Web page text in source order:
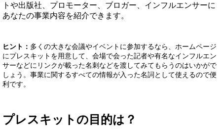
トや出版社、プロモーター、ブロガー、インフルエンサーに
あなたの事業内容を紹介できます。
ヒント： 多くの大きな会議やイベントに参加するなら、ホームページ
にプレスキットを用意して、会場で会った記者や有名なインフルエン
サーなどにリンクが載った名刺などを渡してみてもらうのはいかがで
しょう。事業に関するすべての情報が入った名詞として使えるので便
利です。
プレスキットの目的は？